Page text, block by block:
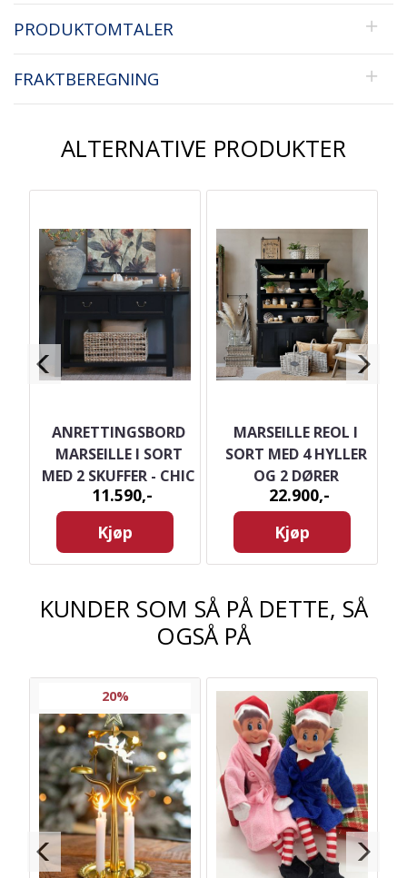
PRODUKTOMTALER
FRAKTBEREGNING
ALTERNATIVE PRODUKTER
ANRETTINGSBORD
MARSEILLE I SORT
MED 2 SKUFFER - CHIC
ANTIQUE
11.590,-
Kjøp
MARSEILLE REOL I
SORT MED 4 HYLLER
OG 2 DØRER
22.900,-
Kjøp
KUNDER SOM SÅ PÅ DETTE, SÅ
OGSÅ PÅ
20%